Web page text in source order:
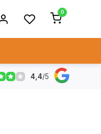
0
staat is ook echt op
4,4/5